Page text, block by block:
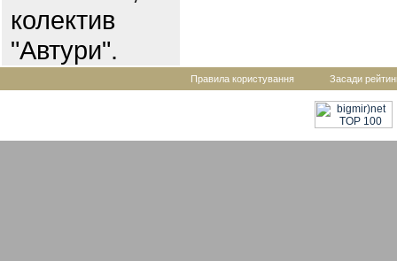
колектив
"Автури".
Правила користування Засади